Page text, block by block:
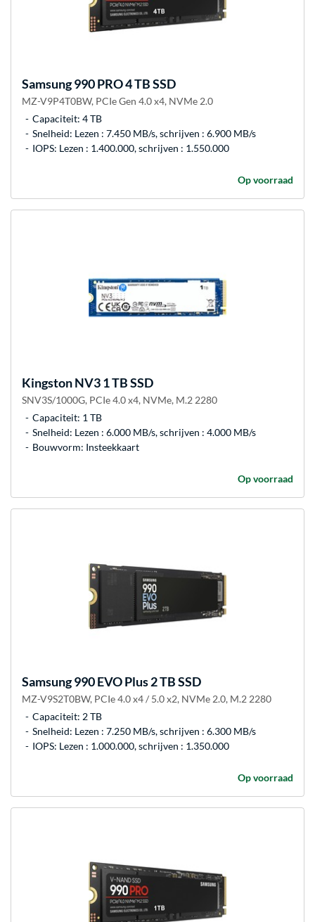
Samsung990 PRO 4 TB SSD
MZ-V9P4T0BW, PCIe Gen 4.0 x4, NVMe 2.0
Capaciteit: 4 TB
Snelheid: Lezen : 7.450 MB/s, schrijven : 6.900 MB/s
IOPS: Lezen : 1.400.000, schrijven : 1.550.000
Op voorraad
KingstonNV3 1 TB SSD
SNV3S/1000G, PCIe 4.0 x4, NVMe, M.2 2280
Capaciteit: 1 TB
Snelheid: Lezen : 6.000 MB/s, schrijven : 4.000 MB/s
Bouwvorm: Insteekkaart
Op voorraad
Samsung990 EVO Plus 2 TB SSD
MZ-V9S2T0BW, PCIe 4.0 x4 / 5.0 x2, NVMe 2.0, M.2 2280
Capaciteit: 2 TB
Snelheid: Lezen : 7.250 MB/s, schrijven : 6.300 MB/s
IOPS: Lezen : 1.000.000, schrijven : 1.350.000
Op voorraad